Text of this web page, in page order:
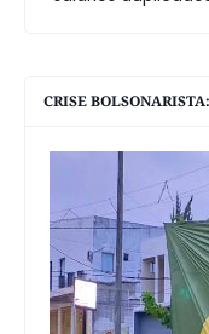
CRISE BOLSONARISTA: